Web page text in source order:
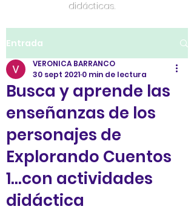
didácticas.
Entrada
Busca y aprende las
enseñanzas de los
personajes de
Explorando Cuentos
1...con actividades
didáctica
VERONICA BARRANCO
30 sept 2021 0 min de lectura